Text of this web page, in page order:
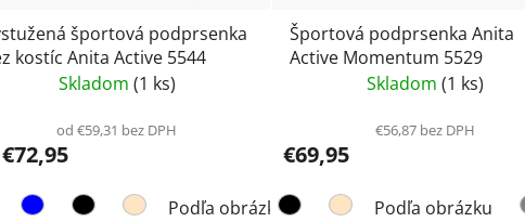
športová podprsenka
kostíc Anita Active 5544
Skladom (1 ks)
od €59,31 bez DPH
€72,95
Podľa obrázku Čierna/
Športová podprsenka Anita
Active Momentum 5529
Skladom(1 ks)
€56,87 bez DPH
€69,95
Podľa obrázku